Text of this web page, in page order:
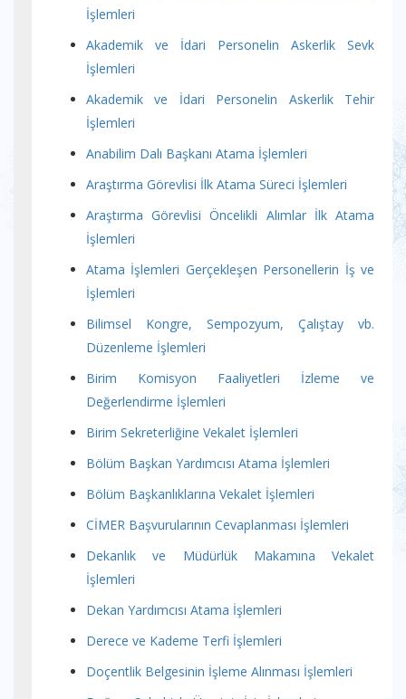
İşlemleri
Akademik ve İdari Personelin Askerlik Sevk
İşlemleri
Akademik ve İdari Personelin Askerlik Tehir
İşlemleri
Anabilim Dalı Başkanı Atama İşlemleri
Araştırma Görevlisi İlk Atama Süreci İşlemleri
Araştırma Görevlisi Öncelikli Alımlar İlk Atama
İşlemleri
Atama İşlemleri Gerçekleşen Personellerin İş ve
İşlemleri
Bilimsel Kongre, Sempozyum, Çalıştay vb.
Düzenleme İşlemleri
Birim Komisyon Faaliyetleri İzleme ve
Değerlendirme İşlemleri
Birim Sekreterliğine Vekalet İşlemleri
Bölüm Başkan Yardımcısı Atama İşlemleri
Bölüm Başkanlıklarına Vekalet İşlemleri
CİMER Başvurularının Cevaplanması İşlemleri
Dekanlık ve Müdürlük Makamına Vekalet
İşlemleri
Dekan Yardımcısı Atama İşlemleri
Derece ve Kademe Terfi İşlemleri
Doçentlik Belgesinin İşleme Alınması İşlemleri